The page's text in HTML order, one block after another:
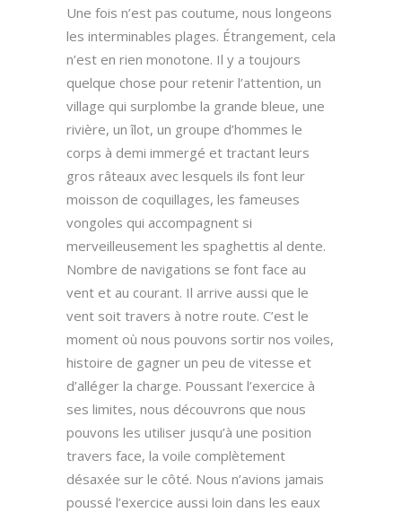
Une fois n’est pas coutume, nous longeons
les interminables plages. Étrangement, cela
n’est en rien monotone. Il y a toujours
quelque chose pour retenir l’attention, un
village qui surplombe la grande bleue, une
rivière, un îlot, un groupe d’hommes le
corps à demi immergé et tractant leurs
gros râteaux avec lesquels ils font leur
moisson de coquillages, les fameuses
vongoles qui accompagnent si
merveilleusement les spaghettis al dente.
Nombre de navigations se font face au
vent et au courant. Il arrive aussi que le
vent soit travers à notre route. C’est le
moment où nous pouvons sortir nos voiles,
histoire de gagner un peu de vitesse et
d’alléger la charge. Poussant l’exercice à
ses limites, nous découvrons que nous
pouvons les utiliser jusqu’à une position
travers face, la voile complètement
désaxée sur le côté. Nous n’avions jamais
poussé l’exercice aussi loin dans les eaux